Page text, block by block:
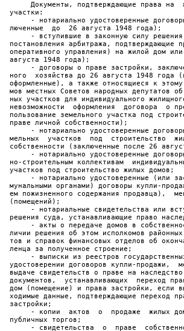
Документы, подтверждающие права на
участки:
- нотариально удостоверенные
люченные  до  26 августа 1948 года);
- вступившие в законную силу
постановления арбитража, подтверждающие
оперативного управления) на жилой дом
августа 1948 года);
- договоры о праве застройки,
ного  хозяйства до 26 августа 1948 года
оформленные), а также относящиеся к
мов местных Советов народных депутатов
ных участков для индивидуального
невозможности  оформления  договора  о
пользование земельного участка под
праве личной собственности);
- нотариально удостоверенные
мельных  участков  под  строительство
собственности (заключенные после 26
- нотариально удостоверенные
но-строительным коллективам
участков под строительство жилых домов;
- нотариально удостоверенные (или
мунальными органами) договоры купли-
ем пожизненного содержания продавца),
(помещений);
- нотариальные свидетельства или
решения суда, устанавливающие право
- акты о передаче домов в
личии решения об этом исполкомов
тов и справок финансовых отделов об
ленца за полученное строение;
- выписки из реестров
удостоверении договоров купли-продажи,
выдаче свидетельств о праве на
документов,  устанавливающих  переход
дом (помещение) и права застройки, если
ходимые данные, подтверждающие переход
застройки;
- копии  актов  о  продаже  жилых
публичных торгов;
- свидетельства  о  праве